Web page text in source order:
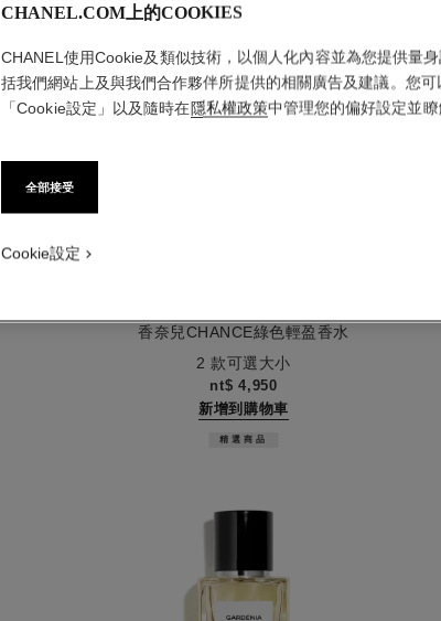
香奈兒CHANCE綠色輕盈香水
2 款可選大小
nt$ 4,950
新增到購物車
精選商品
CHANEL.COM上的COOKIES
CHANEL使用Cookie及類似技術，以個人化內容並為您提供量
括我們網站上及與我們合作夥伴所提供的相關廣告及建議。您可
「Cookie設定」以及隨時在隱私權政策中管理您的偏好設定並瞭
全部接受
Cookie設定